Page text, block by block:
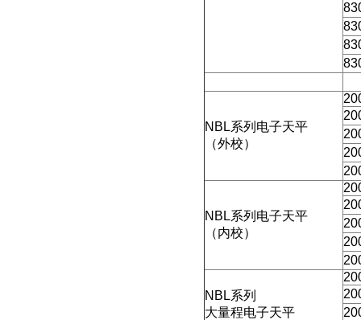
NBL系列电子天平
（外校）
NBL系列电子天平
（内校）
NBL系列
大量程电子天平